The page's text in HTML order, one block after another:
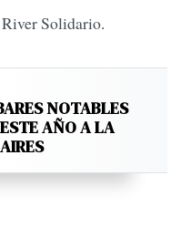
Solidario.
NOTABLES
AÑO A LA